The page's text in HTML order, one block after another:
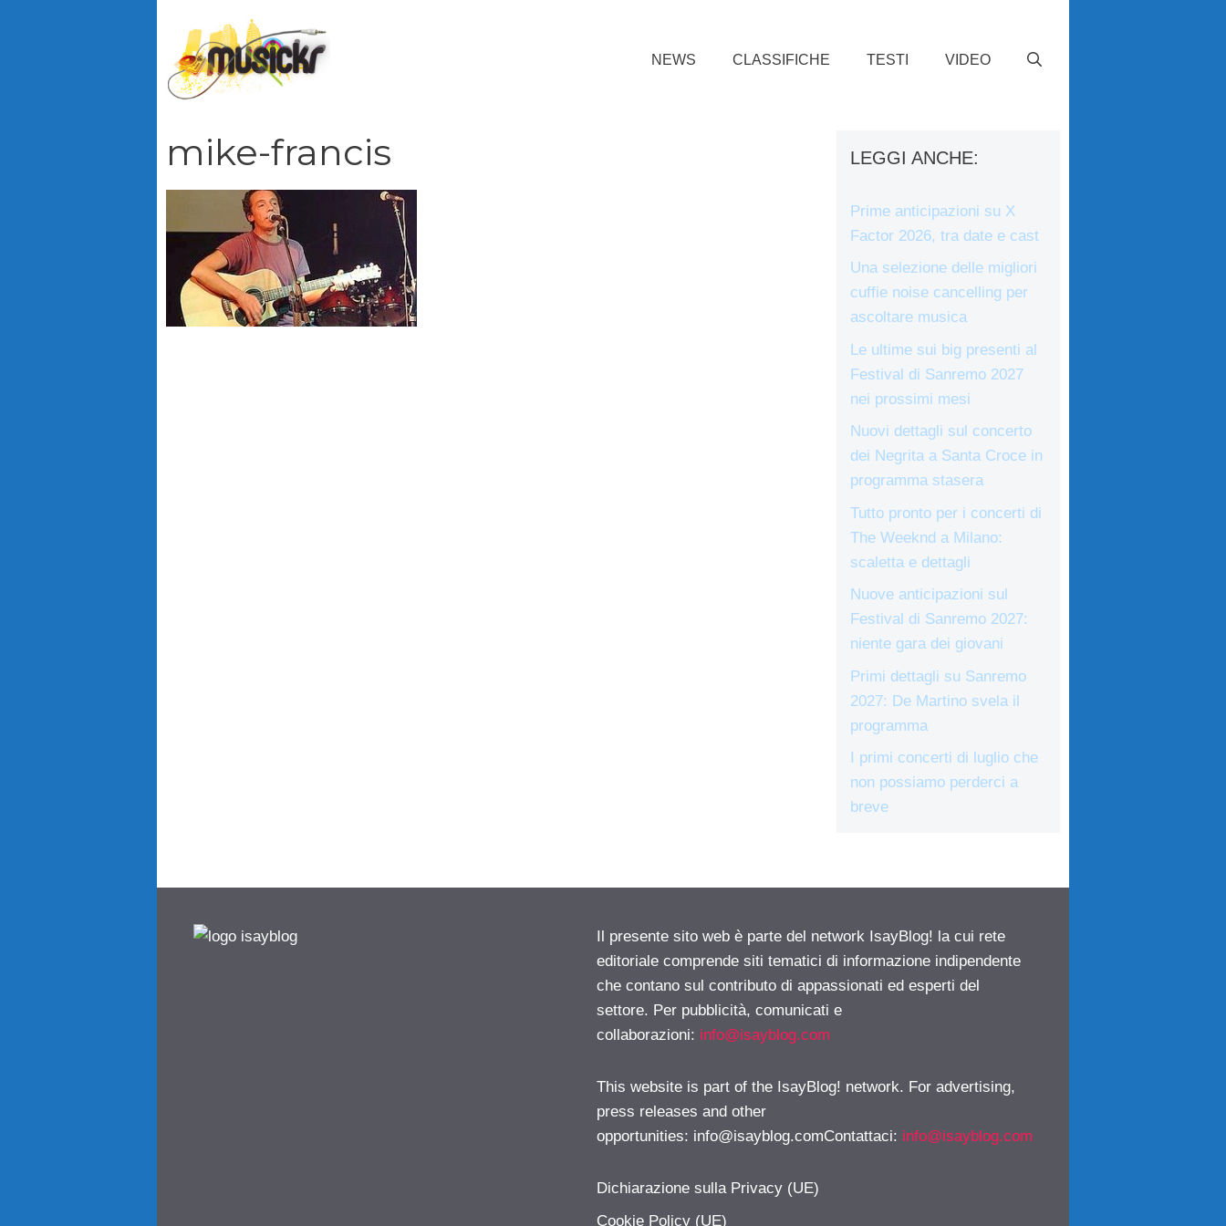
NEWS CLASSIFICHE TESTI VIDEO
mike-francis LEGGI ANCHE:
Prime anticipazioni su X
Factor 2026, tra date e cast
Una selezione delle migliori
cuffie noise cancelling per
ascoltare musica
Le ultime sui big presenti al
Festival di Sanremo 2027
nei prossimi mesi
Nuovi dettagli sul concerto
dei Negrita a Santa Croce in
programma stasera
Tutto pronto per i concerti di
The Weeknd a Milano:
scaletta e dettagli
Nuove anticipazioni sul
Festival di Sanremo 2027:
niente gara dei giovani
Primi dettagli su Sanremo
2027: De Martino svela il
programma
I primi concerti di luglio che
non possiamo perderci a
breve
Il presente sito web è parte del network IsayBlog! la cui rete
editoriale comprende siti tematici di informazione indipendente
che contano sul contributo di appassionati ed esperti del
settore. Per pubblicità, comunicati e
collaborazioni: info@isayblog.com
This website is part of the IsayBlog! network. For advertising,
press releases and other
opportunities: info@isayblog.comContattaci: info@isayblog.com
Dichiarazione sulla Privacy (UE)
Cookie Policy (UE)